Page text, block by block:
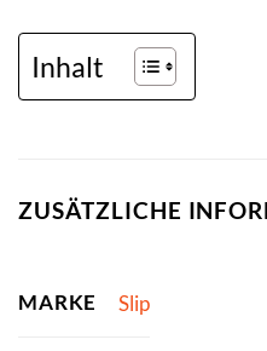
Inhalt
ZUSÄTZLICHE
MARKE Slip